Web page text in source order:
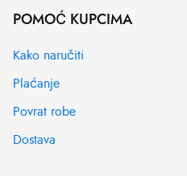
POMOĆ KUPCIMA
Kako naručiti
Plaćanje
Povrat robe
Dostava